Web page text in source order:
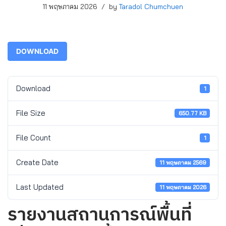
11 พฤษภาคม 2026 by Taradol Chumchuen
DOWNLOAD
Download 1
File Size 650.77 KB
File Count 1
Create Date 11 พฤษภาคม 2569
Last Updated 11 พฤษภาคม 2026
รายงานสถานการณ์พื้นที่